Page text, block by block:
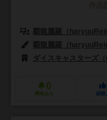
覇龍麗羅（
覇龍麗羅（
ダイスキャスターズ
0
興味あり 経験